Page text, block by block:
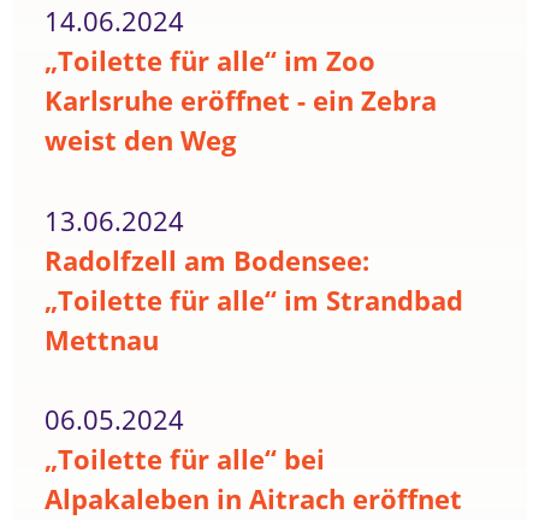
14.06.2024
„Toilette für alle“ im Zoo
Karlsruhe eröffnet - ein Zebra
weist den Weg
13.06.2024
Radolfzell am Bodensee:
„Toilette für alle“ im Strandbad
Mettnau
06.05.2024
„Toilette für alle“ bei
Alpakaleben in Aitrach eröffnet